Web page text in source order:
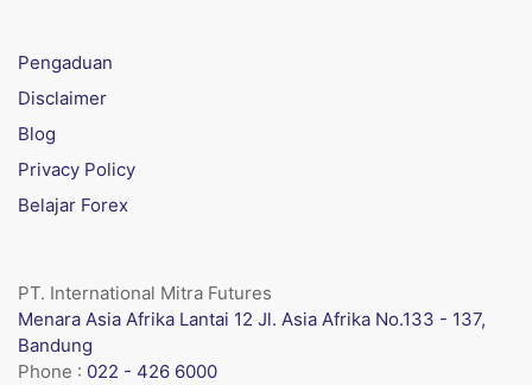
Pengaduan
Disclaimer
Blog
Privacy Policy
Belajar Forex
PT. International Mitra Futures
Menara Asia Afrika Lantai 12 Jl. Asia Afrika No.133 - 137,
Bandung
Phone : 022 - 426 6000